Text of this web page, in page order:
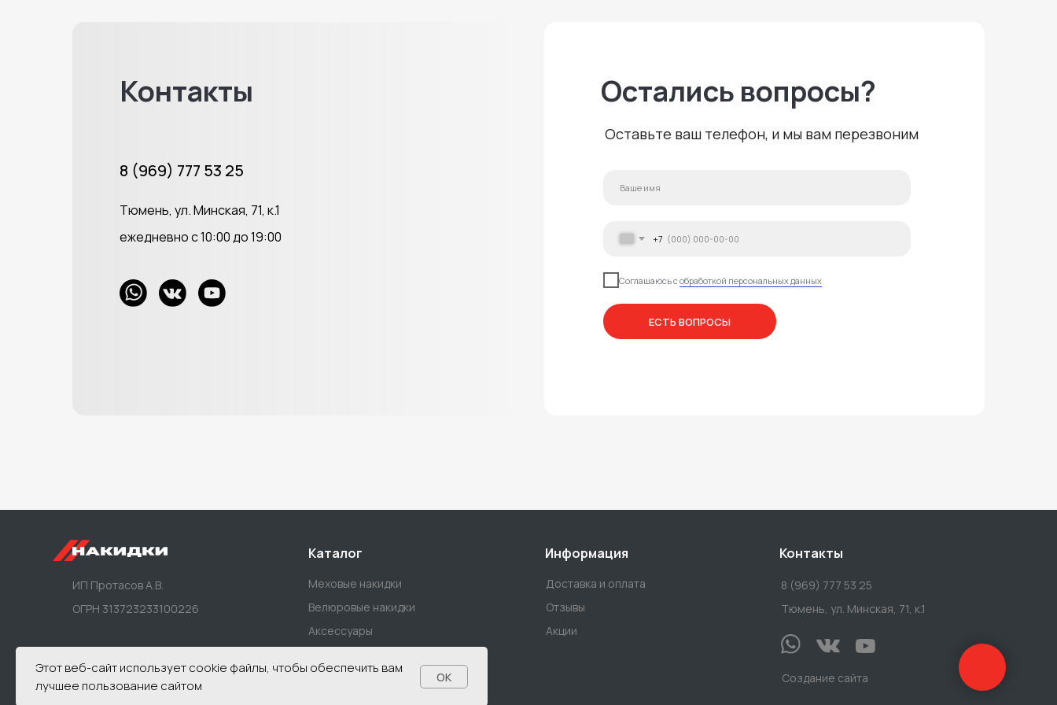
Контакты
ежедневно с 10:00 до 19:00
8 (969) 777 53 25
Остались вопросы?
Тюмень, ул. Минская, 71, к.1
+7
Соглашаюсь с обработкой персональных данных
ЕСТЬ ВОПРОСЫ
Оставьте ваш телефон, и мы вам перезвоним
Контакты
Каталог Информация
Тюмень, ул. Минская, 71, к.1
Акции
Отзывы
8 (969) 777 53 25
Аксессуары
Меховые накидки
Велюровые накидки
ОГРН 313723233100226
ИП Протасов А.В. Доставка и оплата
Политика конфиденциальности Создание сайта
Этот веб-сайт использует cookie файлы, чтобы обеспечить вам
лучшее пользование сайтом
OK